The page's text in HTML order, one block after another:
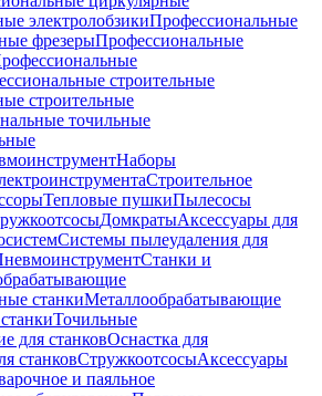
электролобзикиПрофессиональные
фрезерыПрофессиональные
строительные
строительные
точильные
Наборы
Строительное
Тепловые пушкиПылесосы
ДомкратыАксессуары для
Системы пылеудаления для
Станки и
станкиМеталлообрабатывающие
Точильные
для станковОснастка для
станковСтружкоотсосыАксессуары
и паяльное